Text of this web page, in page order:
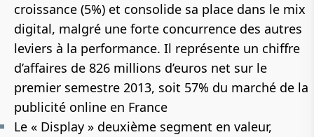
croissance (5%) et consolide sa place dans le mix
digital, malgré une forte concurrence des autres
leviers à la performance. Il représente un chiffre
d’affaires de 826 millions d’euros net sur le
premier semestre 2013, soit 57% du marché de la
publicité online en France
Le « Display » deuxième segment en valeur,